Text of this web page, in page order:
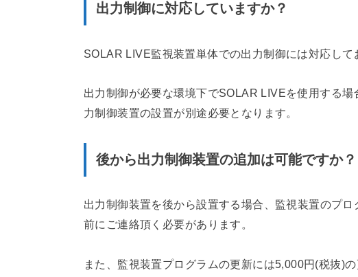
出力制御に対応していますか？
SOLAR LIVE監視装置単体での出力制御には対応して
出力制御が必要な環境下でSOLAR LIVEを使用する
力制御装置の設置が別途必要となります。
後から出力制御装置の追加は可能ですか？
出力制御装置を後から設置する場合、監視装置のプ
前にご連絡頂く必要があります。
また、監視装置プログラムの更新には5,000円(税抜)の